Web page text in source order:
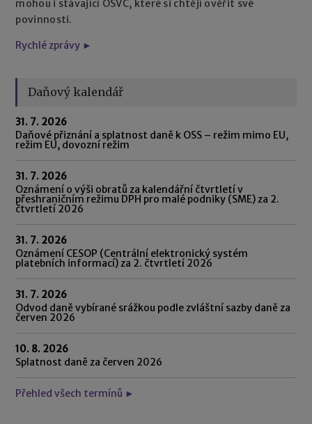
mohou i stávající OSVČ, které si chtějí ověřit své
povinnosti.
Rychlé zprávy ►
Daňový kalendář
31. 7. 2026
Daňové přiznání a splatnost daně k OSS – režim mimo EU,
režim EU, dovozní režim
31. 7. 2026
Oznámení o výši obratů za kalendářní čtvrtletí v
přeshraničním režimu DPH pro malé podniky (SME) za 2.
čtvrtletí 2026
31. 7. 2026
Oznámení CESOP (Centrální elektronický systém
platebních informací) za 2. čtvrtletí 2026
31. 7. 2026
Odvod daně vybírané srážkou podle zvláštní sazby daně za
červen 2026
10. 8. 2026
Splatnost daně za červen 2026
Přehled všech termínů ►